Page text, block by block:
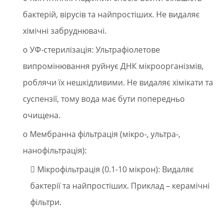
бактерій, вірусів та найпростіших. Не видаляє
хімічні забруднювачі.
o УФ-стерилізація: Ультрафіолетове
випромінювання руйнує ДНК мікроорганізмів,
роблячи їх нешкідливими. Не видаляє хімікати та
суспензії, тому вода має бути попередньо
очищена.
o Мембранна фільтрація (мікро-, ультра-,
нанофільтрація):
 Мікрофільтрація (0.1-10 мікрон): Видаляє
бактерії та найпростіших. Приклад – керамічні
фільтри.